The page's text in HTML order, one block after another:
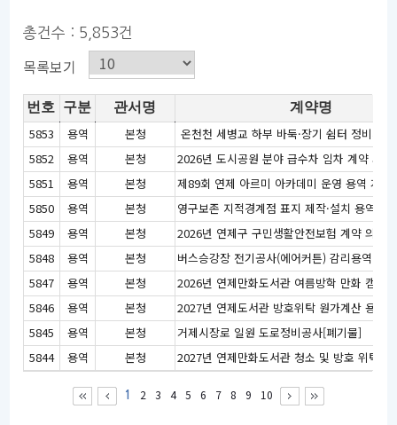
총건수 : 5,853건
목록보기
번호 구분 관서명 계약명
5853 용역 본청
온천천 세병교 하부 바둑·장기 쉼터 정비사업
5852
용역 본청
2026년 도시공원 분야 급수차 임차 계약 의뢰
5851
용역 본청
제89회 연제 아르미 아카데미 운영 용역 계약
5850
용역 본청
영구보존 지적경계점 표지 제작·설치 용역계
5849
용역 본청
2026년 연제구 구민생활안전보험 계약 의뢰
5848
용역 본청
버스승강장 전기공사(에어커튼) 감리용역
5847
용역
본청
5846
용역 본청
2027년 연제도서관 방호위탁 원가계산 용역
5845
용역 본청
거제시장로 일원 도로정비공사[폐기물]
5844
용역 본청
1 2 3 4 5 6 7 8 9 10